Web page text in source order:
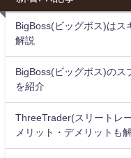
BigBoss(ビッグボス)はス
解説
BigBoss(ビッグボス)のス
を紹介
ThreeTrader(スリートレ
メリット・デメリットも